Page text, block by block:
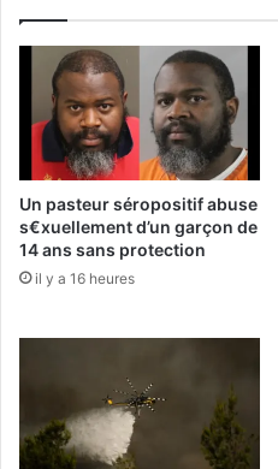
Un pasteur séropositif abuse
s€xuellement d’un garçon de
14 ans sans protection
il y a 16 heures